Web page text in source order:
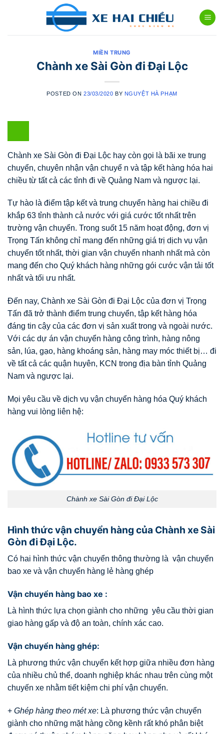
MIỀN TRUNG
Chành xe Sài Gòn đi Đại Lộc
POSTED ON 23/03/2020 BY NGUYỆT HÀ PHẠM
Chành xe Sài Gòn đi Đại Lộc hay còn gọi là bãi xe trung
chuyển, chuyên nhận vận chuyể n và tập kết hàng hóa hai
chiều từ tất cả các tỉnh đi về Quảng Nam và ngược lại.
Tự hào là điểm tập kết và trung chuyển hàng hai chiều đi
khắp 63 tỉnh thành cả nước với giá cước tốt nhất trên
trường vận chuyển. Trong suốt 15 năm hoạt động, đơn vị
Trọng Tấn không chỉ mang đến những giá trị dịch vụ vận
chuyển tốt nhất, thời gian vận chuyển nhanh nhất mà còn
mang đến cho Quý khách hàng những gói cước vận tải tốt
nhất và tối ưu nhất.
Đến nay, Chành xe Sài Gòn đi Đại Lộc của đơn vị Trọng
Tấn đã trở thành điểm trung chuyển, tập kết hàng hóa
đáng tin cậy của các đơn vị sản xuất trong và ngoài nước.
Với các dự án vận chuyển hàng công trình, hàng nông
sản, lúa, gạo, hàng khoáng sản, hàng may móc thiết bị… đi
về tất cả các quận huyên, KCN trong địa bàn tỉnh Quảng
Nam và ngược lại.
Mọi yêu cầu về dịch vụ vận chuyển hàng hóa Quý khách
hàng vui lòng liên hệ:
Chành xe Sài Gòn đi Đại Lộc
Hình thức vận chuyển hàng của Chành xe Sài
Gòn đi Đại Lộc.
Có hai hình thức vận chuyển thông thường là vận chuyển
bao xe và vận chuyển hàng lẻ hàng ghép
Vận chuyển hàng bao xe :
Là hình thức lựa chọn giành cho những yêu cầu thời gian
giao hàng gấp và độ an toàn, chính xác cao.
Vận chuyển hàng ghép:
Là phương thức vận chuyển kết hợp giữa nhiều đơn hàng
của nhiều chủ thể, doanh nghiệp khác nhau trên cùng một
chuyến xe nhằm tiết kiệm chi phí vận chuyển.
+ Ghép hàng theo mét xe: Là phương thức vận chuyển
giành cho những mặt hàng cồng kềnh rất khó phân biệt